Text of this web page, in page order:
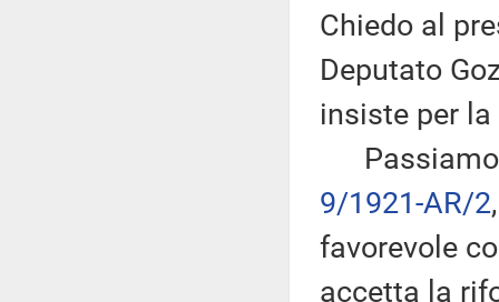
Chiedo al
Deputato
insiste per
Passiamo
9/1921-AR/2
favorevole
accetta la